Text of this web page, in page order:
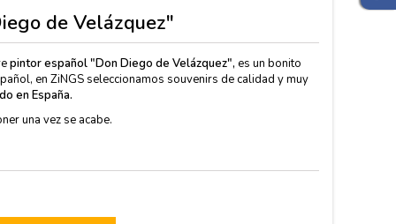
de Velázquez"
pintor español "Don Diego de Velázquez", es un bonito
en ZiNGS seleccionamos souvenirs de calidad y muy
en España.
una vez se acabe.